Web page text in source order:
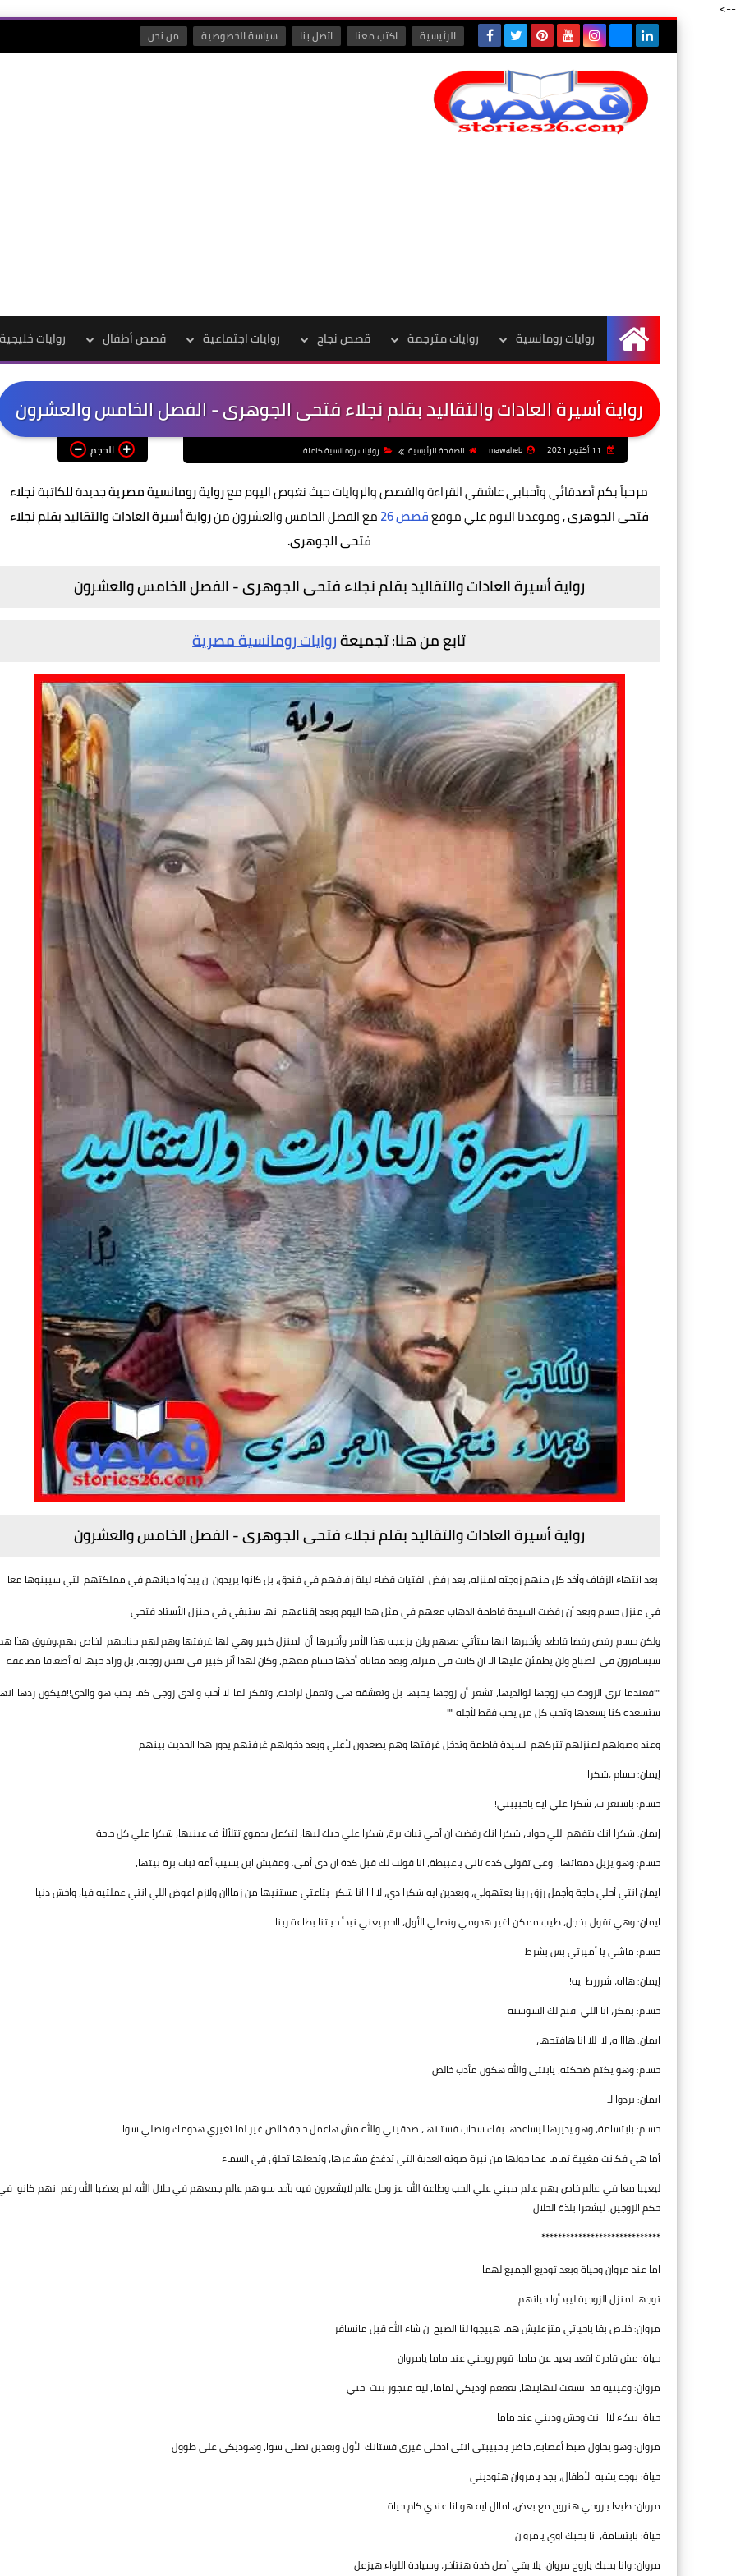
-->
الرئيسية اكتب معنا اتصل بنا سياسة الخصوصية من نحن
الرئيسية
روايات رومانسية روايات مترجمة قصص نجاح روايات اجتماعية قصص أطفال روايات خليجية
رواية أسيرة العادات والتقاليد بقلم نجلاء فتحى الجوهرى - الفصل الخامس والعشرون
mawaheb الصفحة الرئيسية روايات رومانسية كاملة الحجم
مرحباً بكم أصدقائي وأحبابي عاشقي القراءة والقصص والروايات حيث نغوص اليوم معرواية رومانسية مصريةجديدة للكاتبةنجلاء
فتحى الجوهرى, وموعدنا اليوم علي موقعقصص 26 مع الفصل الخامس والعشرون منرواية أسيرة العادات والتقاليد بقلم نجلاء
فتحى الجوهرى.
رواية أسيرة العادات والتقاليد بقلم نجلاء فتحى الجوهرى - الفصل الخامس والعشرون
تابع من هنا: تجميعةروايات رومانسية مصرية
رواية أسيرة العادات والتقاليد بقلم نجلاء فتحى الجوهرى - الفصل الخامس والعشرون
بعد انتهاء الزفاف وأخذ كل منهم زوجته لمنزله، بعد رفض الفتيات قضاء ليلة زفافهم في فندق، بل كانوا يريدون ان يبدأوا حياتهم في مملكتهم التي سيبنوها معا
في منزل حسام وبعد أن رفضت السيدة فاطمة الذهاب معهم في مثل هذا اليوم وبعد إقناعهم انها ستبقي في منزل الأستاذ فتحي
ولكن حسام رفض رفضا قاطعا وأخبرها انها ستأتي معهم ولن يزعجه هذا الأمر وأخبرها أن المنزل كبير وهي لها غرفتها وهم لهم جناحهم الخاص بهم،وفوق هذا
سيسافرون في الصباح ولن يطمئن عليها الا ان كانت في منزله، وبعد معاناة أخذها حسام معهم، وكان لهذا أثر كبير في نفس زوجته، بل وزاد حبها له أضعافا مضاعفة
""فعندما تري الزوجة حب زوجها لوالديها، تشعر أن زوجها يحبها بل وتعشقه هي وتعمل لراحته، وتفكر لما لا أحب والدي زوجي كما يحب هو والدي!!فيكون ردها
ستسعده كنا يسعدها وتحب كل من يحب فقط لأجله ""
وعند وصولهم لمنزلهم تتركهم السيدة فاطمة وتدخل غرفتها وهم يصعدون لأعلي وبعد دخولهم غرفتهم يدور هذا الحديث بينهم
إيمان: حسام ،شكرا
حسام: باستغراب، شكرا علي ايه ياحبيبتي!
إيمان: شكرا انك بتفهم اللي جوايا، شكرا انك رفضت ان أمي تبات برة، شكرا علي حبك ليها، لتكمل بدموع تتلألأ ف عينيها، شكرا علي كل حاجة
حسام: وهو يزيل دمعاتها، اوعي تقولي كده تاني ياعبيطة، انا قولت لك قبل كدة ان دي أمي. ومفيش ابن يسيب أمه تبات برة بيتها،
ايمان انتي أحلي حاجة وأجمل رزق ربنا بعتهولي، وبعدين ايه شكرا دي، لااااا انا شكرا بتاعتي مستنيها من زمااان ولازم اعوض اللي انتي عملتيه فيا، واخش دنيا
ايمان: وهي تقول بخجل، طيب ممكن اغير هدومي ونصلي الأول، ااحم يعني نبدأ حياتنا بطاعة ربنا
حسام: ماشي يا أميرتي بس بشرط
إيمان: هااه، شرررط ايه!
حسام: بمكر، انا اللي اقتح لك السوستة
ايمان: هااااه، لاا للا انا هافتحها،
حسام: وهو يكتم ضحكته، يابنتي والله هكون مأدب خالص
ايمان: بردوا لا
حسام: بابتسامة، وهو يديرها ليساعدها بفك سحاب فستانها، صدقيني والله مش هاعمل حاجة خالص غير لما تغيري هدومك ونصلي سوا
أما هي فكانت مغيبة تماما عما حولها من نبرة صوته العذبة التي تدغدغ مشاعرها، وتجعلها تحلق في السماء
ليغيبا معا في عالم خاص بهم عالم مبني علي الحب وطاعة الله عز وجل عالم لايشعرون فيه بأحد سواهم عالم جمعهم في حلال الله، لم يغضبا الله رغم انهم كانوا
حكم الزوجين، ليشعرا بلذة الحلال
*****************************
اما عند مروان وحياة وبعد توديع الجميع لهما
توجها لمنزل الزوجية ليبدأوا حياتهم
مروان: خلاص بقا ياحياتي متزعليش هما هييجوا لنا الصبح ان شاء الله قبل مانسافر
حياة: مش قادرة اقعد بعيد عن ماما، قوم روحني عند ماما يامروان
مروان: وعينيه قد اتسعت لنهايتها، نعععم اوديكي لماما، ليه متجوز بنت اختي
حياة: ببكاء لااا انت وحش وديني عند ماما
مروان: وهو يحاول ضبط أعصابه، حاضر ياحبيبتي انتي ادخلي غيري فستانك الأول وبعدين نصلي سوا، وهوديكي علي طوول
حياة: بوجه يشبه الأطفال، بجد يامروان هتوديني
مروان: طبعا ياروحي هنروح مع بعض، اماال ايه هو انا عندي كام حياة
حياة: بابتسامة، انا بحبك اوي يامروان
مروان: وانا بحبك ياروح مروان، يلا بقي أصل كدة هنتأخر، وسيادة اللواء هيزعل